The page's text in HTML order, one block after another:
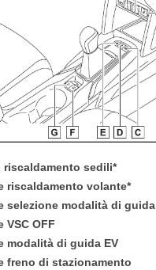
riscaldamento sedili*
riscaldamento volante*
selezione modalità di guida
VSC OFF
modalità di guida EV
freno di stazionamento